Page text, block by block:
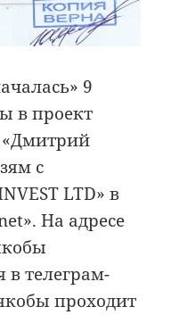
9
в проект
«Дмитрий
с
LTD» в
На адресе
в телеграм-
проходит